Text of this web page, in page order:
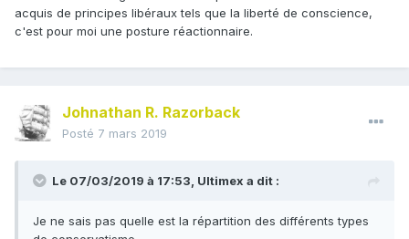
acquis de principes libéraux tels que la liberté de conscience,
c'est pour moi une posture réactionnaire.
Johnathan R. Razorback
Posté 7 mars 2019
Le 07/03/2019 à 17:53, Ultimex a dit :
Je ne sais pas quelle est la répartition des différents types